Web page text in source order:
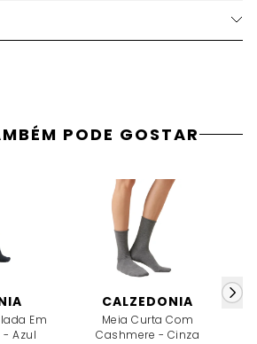
PODE GOSTAR
Em
- Azul
CALZEDONIA
Meia Curta Com
Cashmere - Cinza